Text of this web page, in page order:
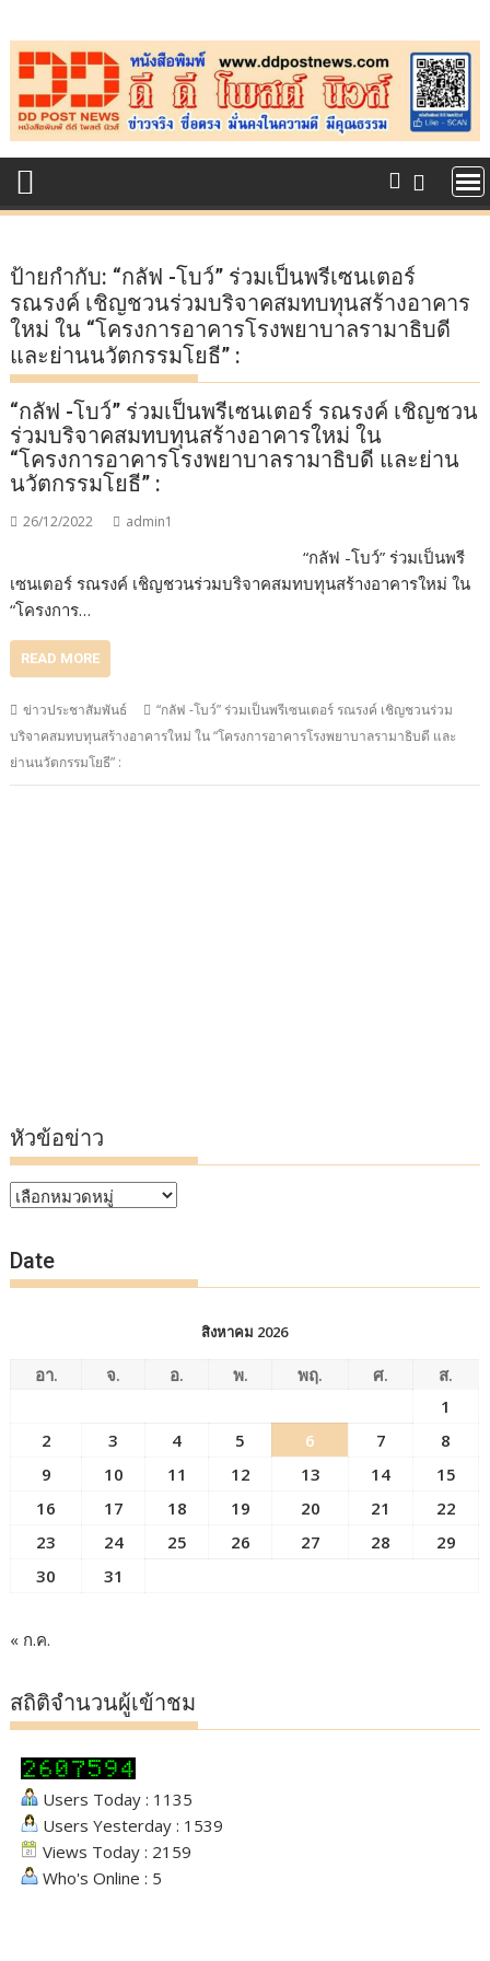
to
content
ป้ายกำกับ: “กลัฟ -โบว์” ร่วมเป็นพรีเซนเตอร์
รณรงค์ เชิญชวนร่วมบริจาคสมทบทุนสร้างอาคาร
ใหม่ ใน “โครงการอาคารโรงพยาบาลรามาธิบดี
และย่านนวัตกรรมโยธี” :
“กลัฟ -โบว์” ร่วมเป็นพรีเซนเตอร์ รณรงค์ เชิญชวน
ร่วมบริจาคสมทบทุนสร้างอาคารใหม่ ใน
“โครงการอาคารโรงพยาบาลรามาธิบดี และย่าน
นวัตกรรมโยธี” :
26/12/2022 admin1
“กลัฟ -โบว์” ร่วมเป็นพรี
เซนเตอร์ รณรงค์ เชิญชวนร่วมบริจาคสมทบทุนสร้างอาคารใหม่ ใน
“โครงการ…
READ MORE
ข่าวประชาสัมพันธ์
“กลัฟ -โบว์” ร่วมเป็นพรีเซนเตอร์ รณรงค์ เชิญชวนร่วม
บริจาคสมทบทุนสร้างอาคารใหม่ ใน “โครงการอาคารโรงพยาบาลรามาธิบดี และ
ย่านนวัตกรรมโยธี” :
หัวข้อข่าว
หัวข้อ
Date
สิงหาคม 2026
อา. จ. อ. พ. พฤ. ศ.
ส.
1
2
3 4 5 6 7
8
9
10 11 12 13 14
15
16
17 18 19 20 21
22
23
24 25 26 27 28
29
30
31
« ก.ค.
สถิติจำนวนผู้เข้าชม
Users Today : 1135
Users Yesterday : 1539
Views Today : 2159
Who's Online : 5